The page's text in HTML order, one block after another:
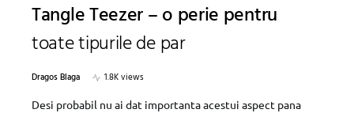
Tangle Teezer – o perie pentru
toate tipurile de par
Dragos Blaga
1.8K views
Desi probabil nu ai dat importanta acestui aspect pana